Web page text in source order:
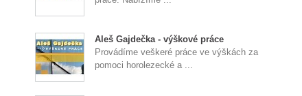
Aleš Gajdečka - výškové práce
Provádíme veškeré práce ve výškách za
pomoci horolezecké a ...